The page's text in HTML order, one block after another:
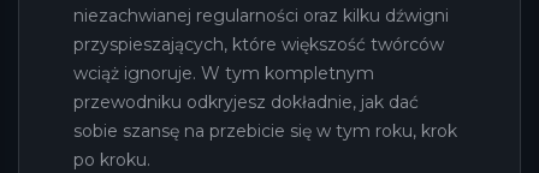
niezachwianej regularności oraz kilku dźwigni
przyspieszających, które większość twórców
wciąż ignoruje. W tym kompletnym
przewodniku odkryjesz dokładnie, jak dać
sobie szansę na przebicie się w tym roku, krok
po kroku.